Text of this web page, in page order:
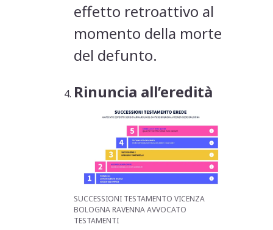
effetto retroattivo al
momento della morte
del defunto.
Rinuncia all’eredità
SUCCESSIONI TESTAMENTO VICENZA
BOLOGNA RAVENNA AVVOCATO
TESTAMENTI